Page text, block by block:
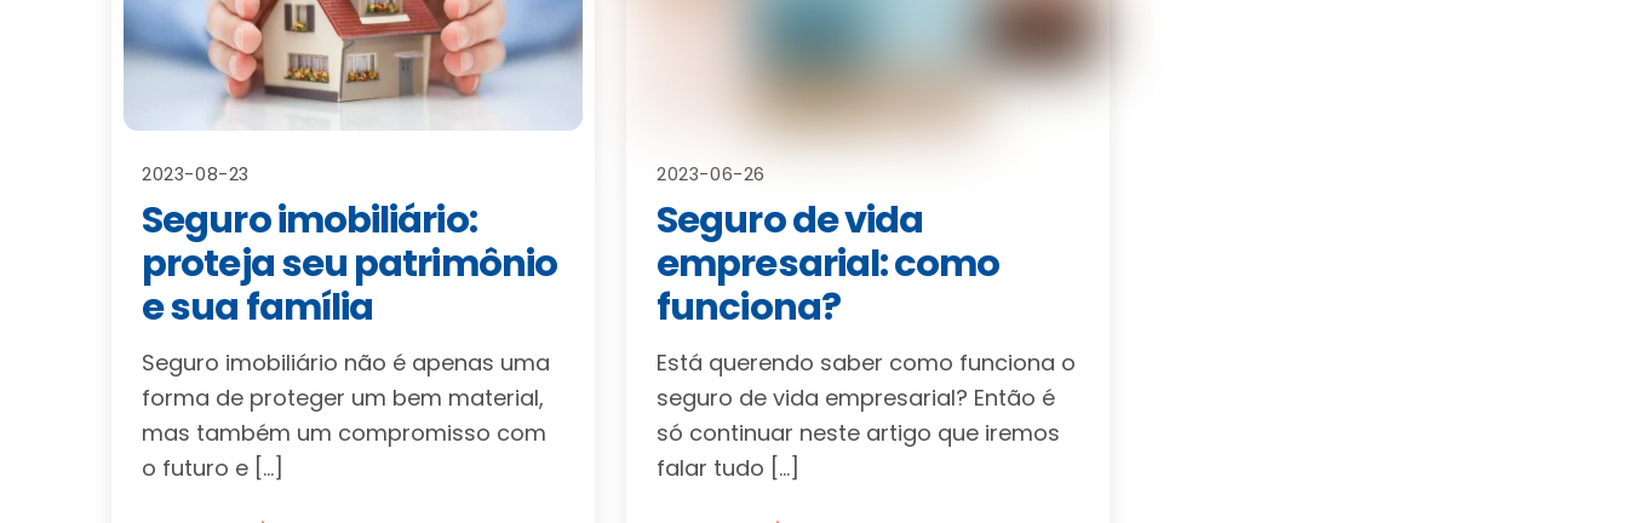
2023-08-23
Seguro imobiliário:
proteja seu patrimônio
e sua família
Seguro imobiliário não é apenas uma
forma de proteger um bem material,
mas também um compromisso com
o futuro e […]
2023-06-26
Seguro de vida
empresarial: como
funciona?
Está querendo saber como funciona o
seguro de vida empresarial? Então é
só continuar neste artigo que iremos
falar tudo […]